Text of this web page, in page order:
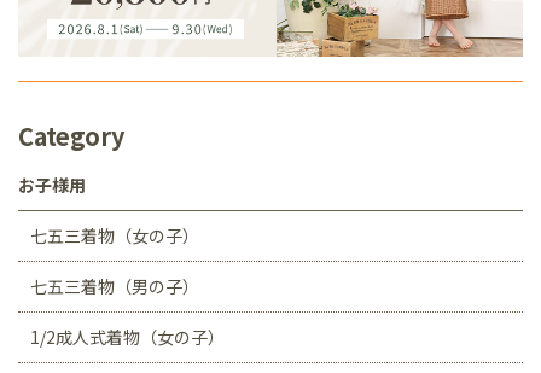
Category
お子様用
七五三着物（女の子）
七五三着物（男の子）
1/2成人式着物（女の子）